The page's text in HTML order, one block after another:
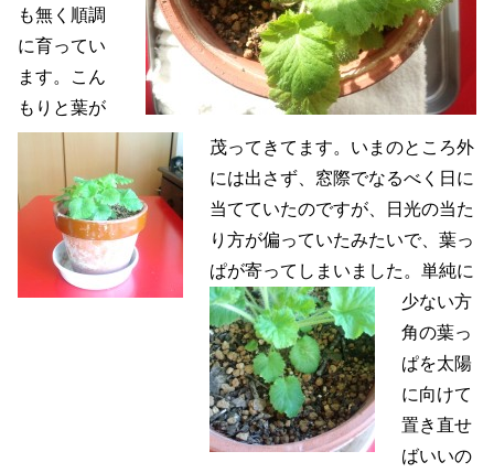
も無く順調
に育ってい
ます。こん
もりと葉が
茂ってきてます。いまのところ外
には出さず、窓際でなるべく日に
当てていたのですが、日光の当た
り方が偏っていたみたいで、葉っ
ぱが寄ってしまいました。 単純に
少ない方
角の葉っ
ぱを太陽
に向けて
置き直せ
ばいいの